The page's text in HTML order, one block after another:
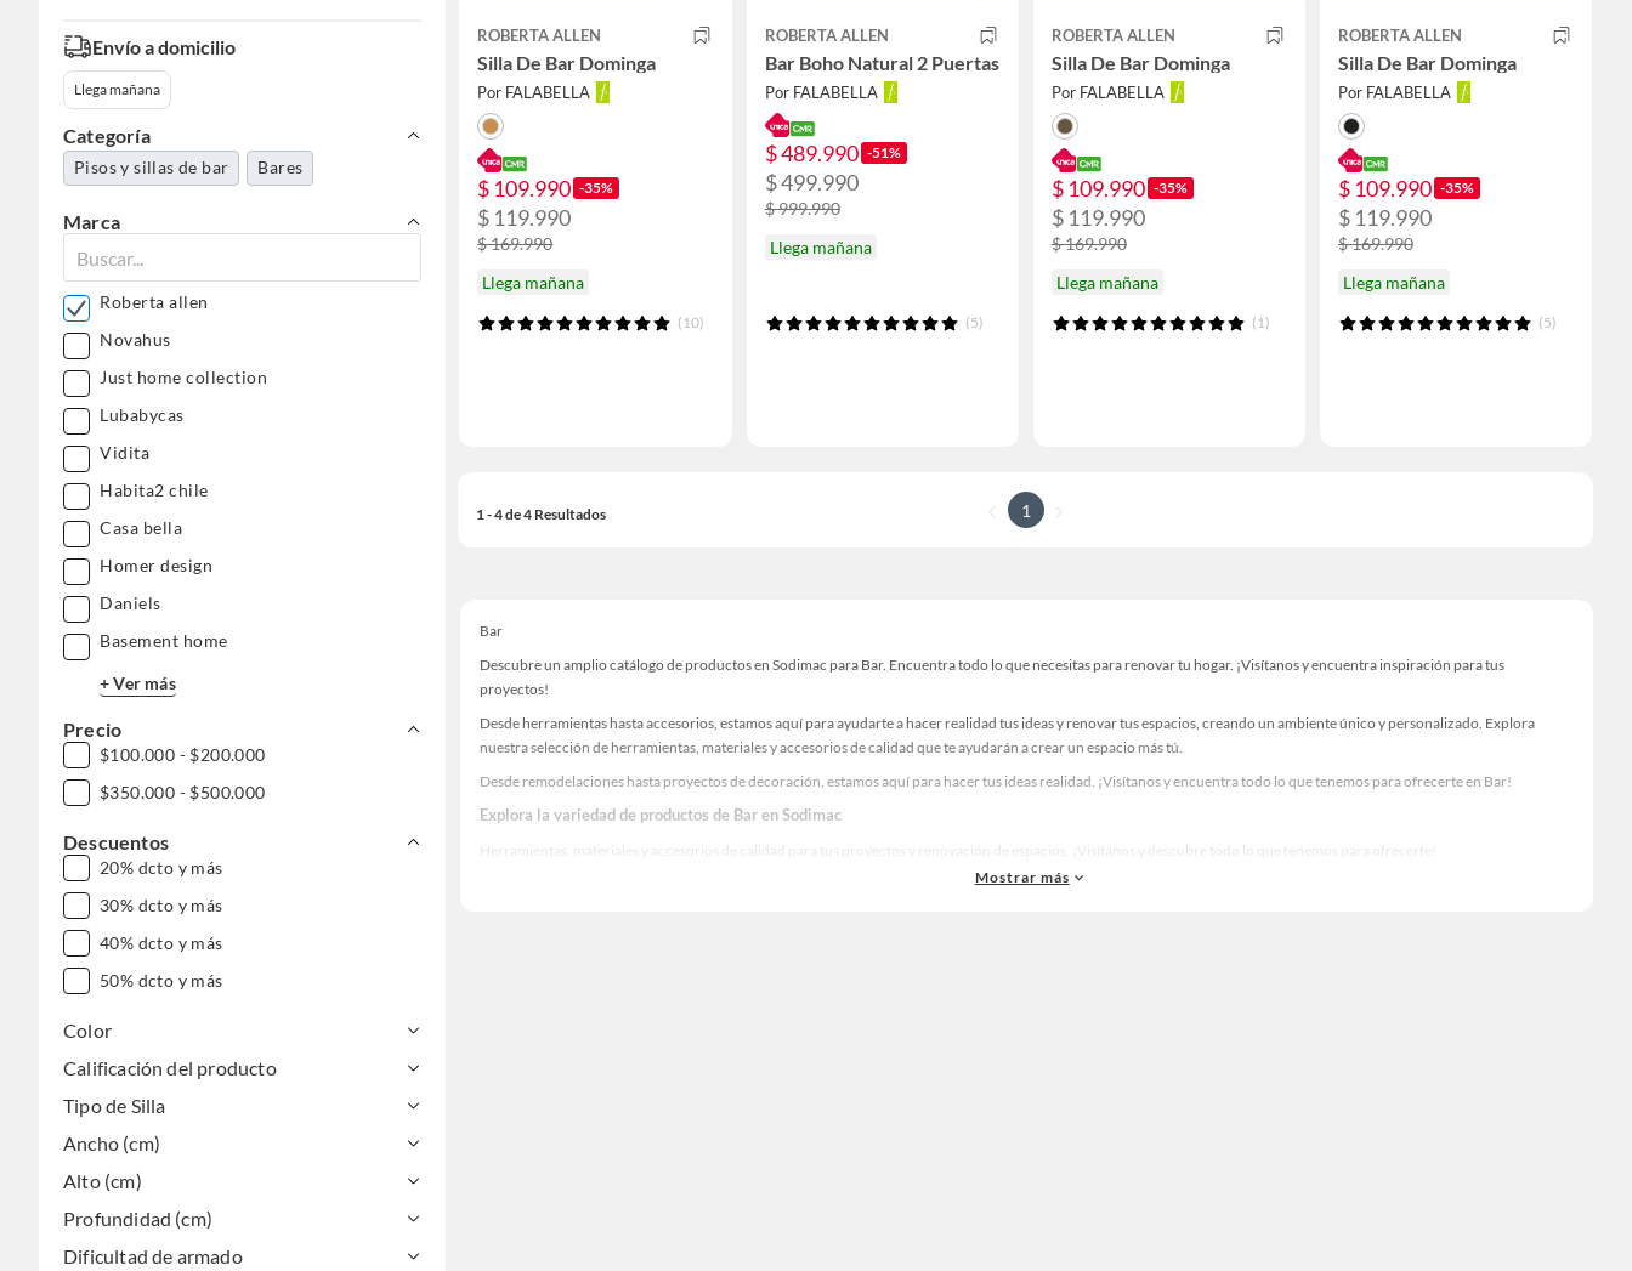
Envío a domicilio
Llega mañana
Categoría
Pisos y sillas de bar Bares
Marca
Roberta allen
Novahus
Just home collection
Lubabycas
Vidita
Habita2 chile
Casa bella
Homer design
Daniels
Basement home
+ Ver más
Precio
$100.000 - $200.000
$350.000 - $500.000
Descuentos
20% dcto y más
30% dcto y más
40% dcto y más
50% dcto y más
Color
Calificación del producto
Tipo de Silla
Ancho (cm)
Alto (cm)
Profundidad (cm)
Dificultad de armado
ROBERTA ALLEN
Silla De Bar Dominga
Por FALABELLA
$ 109.990 -35%
$ 119.990
$ 169.990
Llega mañana
(10)
ROBERTA ALLEN
Bar Boho Natural 2 Puertas
Por FALABELLA
$ 489.990 -51%
$ 499.990
$ 999.990
Llega mañana
(5)
ROBERTA ALLEN
Silla De Bar Dominga
Por FALABELLA
$ 109.990 -35%
$ 119.990
$ 169.990
Llega mañana
(1)
ROBERTA ALLEN
Silla De Bar Dominga
Por FALABELLA
$ 109.990 -35%
$ 119.990
$ 169.990
Llega mañana
(5)
1 - 4 de 4 Resultados 1
Bar
Descubre un amplio catálogo de productos en Sodimac para Bar. Encuentra todo lo que necesitas para renovar tu hogar. ¡Visítanos y encuentra inspiración para tus
proyectos!
Desde herramientas hasta accesorios, estamos aquí para ayudarte a hacer realidad tus ideas y renovar tus espacios, creando un ambiente único y personalizado. Explora
nuestra selección de herramientas, materiales y accesorios de calidad que te ayudarán a crear un espacio más tú.
Desde remodelaciones hasta proyectos de decoración, estamos aquí para hacer tus ideas realidad. ¡Visítanos y encuentra todo lo que tenemos para ofrecerte en Bar!
Explora la variedad de productos de Bar en Sodimac
Herramientas, materiales y accesorios de calidad para tus proyectos y renovación de espacios. ¡Visítanos y descubre todo lo que tenemos para ofrecerte!
Encuentra una amplia variedad de productos de Bar en Sodimac. Encuentra todo lo necesario para tus proyectos de renovación y decoración. ¡Visítanos y haz tus ideas
Mostrar más